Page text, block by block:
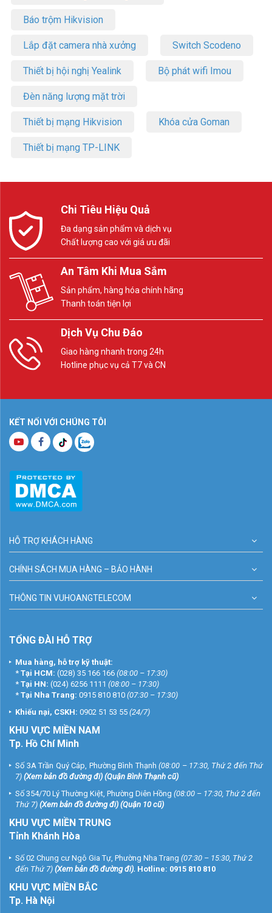
Báo trộm Hikvision
Lắp đặt camera nhà xưởng Switch Scodeno
Thiết bị hội nghị Yealink Bộ phát wifi Imou
Đèn năng lượng mặt trời
Thiết bị mạng Hikvision Khóa cửa Goman
Thiết bị mạng TP-LINK
Chi Tiêu Hiệu Quả
Đa dạng sản phẩm và dịch vụ
Chất lượng cao với giá ưu đãi
An Tâm Khi Mua Sắm
Sản phẩm, hàng hóa chính hãng
Thanh toán tiện lợi
Dịch Vụ Chu Đáo
Giao hàng nhanh trong 24h
Hotline phục vụ cả T7 và CN
KẾT NỐI VỚI CHÚNG TÔI
HỖ TRỢ KHÁCH HÀNG
CHÍNH SÁCH MUA HÀNG – BẢO HÀNH
THÔNG TIN VUHOANGTELECOM
TỔNG ĐÀI HỖ TRỢ
Mua hàng, hỗ trợ kỹ thuật:
* Tại HCM: (028) 35 166 166 (08:00 – 17:30)
* Tại HN: (024) 6256 1111 (08:00 – 17:30)
* Tại Nha Trang: 0915 810 810 (07:30 – 17:30)
Khiếu nại, CSKH: 0902 51 53 55 (24/7)
KHU VỰC MIỀN NAM
Tp. Hồ Chí Minh
Số 3A Trần Quý Cáp, Phường Bình Thạnh (08:00 – 17:30, Thứ 2 đến Thứ
7) (Xem bản đồ đường đi) (Quận Bình Thạnh cũ)
Số 354/70 Lý Thường Kiệt, Phường Diên Hồng (08:00 – 17:30, Thứ 2 đến
Thứ 7) (Xem bản đồ đường đi) (Quận 10 cũ)
KHU VỰC MIỀN TRUNG
Tỉnh Khánh Hòa
Số 02 Chung cư Ngô Gia Tự, Phường Nha Trang (07:30 – 15:30, Thứ 2
đến Thứ 7) (Xem bản đồ đường đi). Hotline: 0915 810 810
KHU VỰC MIỀN BẮC
Tp. Hà Nội